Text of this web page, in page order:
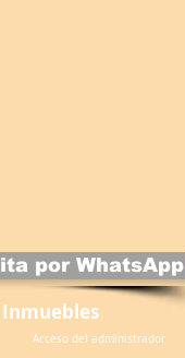
por WhatsApp
Acceso del administrador